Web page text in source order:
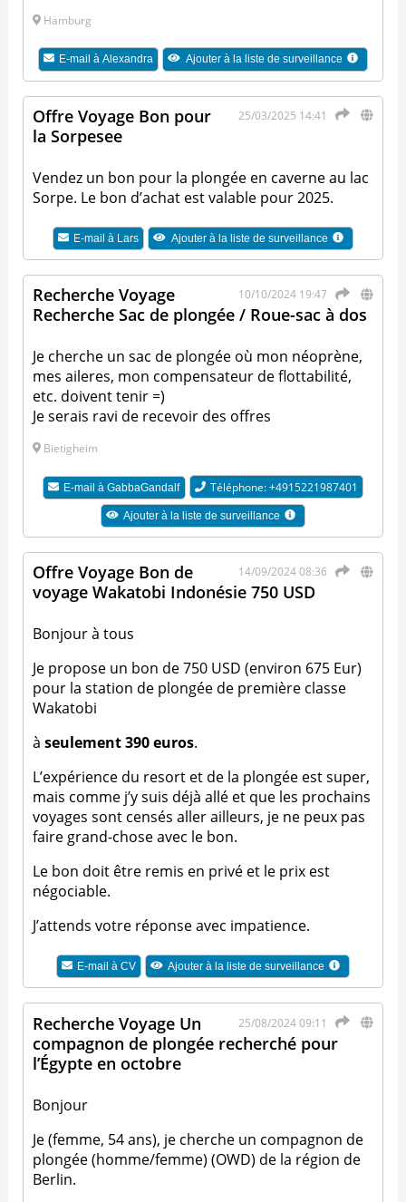
Hamburg
E-mail àAlexandra Ajouter à la liste de surveillance
25/03/2025 14:41
Offre Voyage Bon pour
la Sorpesee
Vendez un bon pour la plongée en caverne au lac
Sorpe. Le bon d’achat est valable pour 2025.
E-mail à Lars Ajouter à la liste de surveillance
10/10/2024 19:47
Recherche Voyage
Recherche Sac de plongée / Roue-sac à dos
Je cherche un sac de plongée où mon néoprène,
mes aileres, mon compensateur de flottabilité,
etc. doivent tenir =)
Je serais ravi de recevoir des offres
Bietigheim
E-mail àGabbaGandalf Téléphone: +4915221987401
Ajouter à la liste de surveillance
14/09/2024 08:36
Offre Voyage Bon de
voyage Wakatobi Indonésie 750 USD
Bonjour à tous
Je propose un bon de 750 USD (environ 675 Eur)
pour la station de plongée de première classe
Wakatobi
àseulement 390 euros.
L’expérience du resort et de la plongée est super,
mais comme j’y suis déjà allé et que les prochains
voyages sont censés aller ailleurs, je ne peux pas
faire grand-chose avec le bon.
Le bon doit être remis en privé et le prix est
négociable.
J’attends votre réponse avec impatience.
E-mail à CV Ajouter à la liste de surveillance
25/08/2024 09:11
Recherche Voyage Un
compagnon de plongée recherché pour
l’Égypte en octobre
Bonjour
Je (femme, 54 ans), je cherche un compagnon de
plongée (homme/femme) (OWD) de la région de
Berlin.